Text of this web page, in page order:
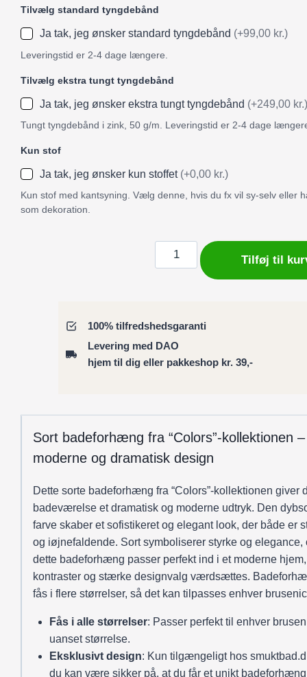
Tilvælg standard tyngdebånd
Ja tak, jeg ønsker standard tyngdebånd (+99,00 kr.)
Leveringstid er 2-4 dage længere.
Tilvælg ekstra tungt tyngdebånd
Ja tak, jeg ønsker ekstra tungt tyngdebånd (+249,00 kr.)
Tungt tyngdebånd i zink, 50 g/m. Leveringstid er 2-4 dage
Kun stof
Ja tak, jeg ønsker kun stoffet (+0,00 kr.)
Kun stof med kantsyning. Vælg denne, hvis du fx vil sy-selv eller
som dekoration.
Badeforhæng
/
Bruseforhæng
sort
antal
Tilføj til
100% tilfredshedsgaranti
Levering med DAO
hjem til dig eller pakkeshop kr. 39,-
Sort badeforhæng fra “Colors”-kollektionen –
moderne og dramatisk design
Dette sorte badeforhæng fra “Colors”-kollektionen giver
badeværelse et dramatisk og moderne udtryk. Den
farve skaber et sofistikeret og elegant look, der både er
og iøjnefaldende. Sort symboliserer styrke og elegance,
dette badeforhæng passer perfekt ind i et moderne
kontraster og stærke designvalg værdsættes.
fås i flere størrelser, så det kan tilpasses enhver
Fås i alle størrelser: Passer perfekt til enhver
uanset størrelse.
Eksklusivt design: Kun tilgængeligt hos
du kan være sikker på, at du får et unikt